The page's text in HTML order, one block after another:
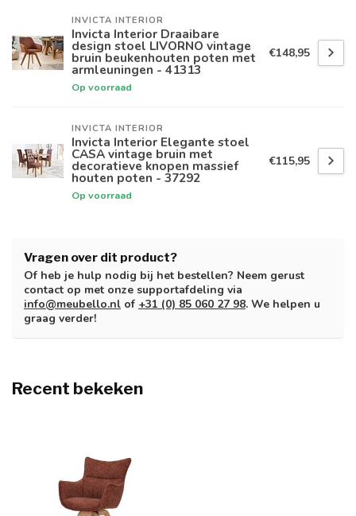
INVICTA INTERIOR
Invicta Interior Draaibare
design stoel LIVORNO vintage
bruin beukenhouten poten met
armleuningen - 41313
Op voorraad
€148,95
INVICTA INTERIOR
Invicta Interior Elegante stoel
CASA vintage bruin met
decoratieve knopen massief
houten poten - 37292
Op voorraad
€115,95
Vragen over dit product?
Of heb je hulp nodig bij het bestellen? Neem gerust
contact op met onze supportafdeling via
info@meubello.nl of +31 (0) 85 060 27 98. We helpen u
graag verder!
Recent bekeken